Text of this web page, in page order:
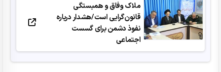
ملاک وفاق و همبستگی
قانون‌گرایی است/هشدار درباره
نفوذ دشمن برای گسست
اجتماعی